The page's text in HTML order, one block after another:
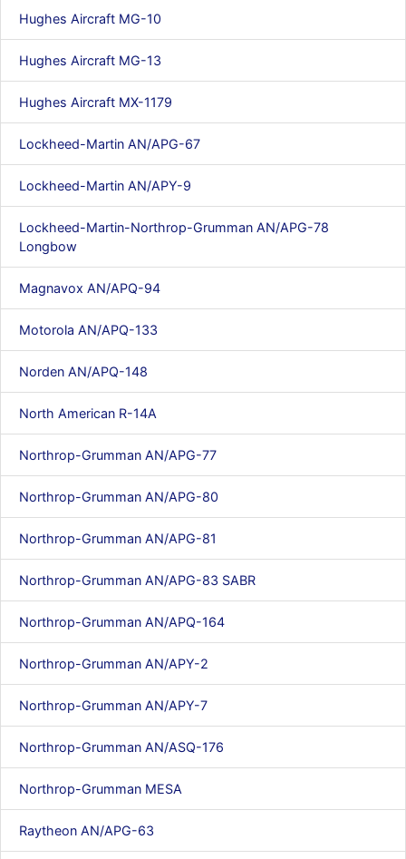
Hughes Aircraft MG-10
Hughes Aircraft MG-13
Hughes Aircraft MX-1179
Lockheed-Martin AN/APG-67
Lockheed-Martin AN/APY-9
Lockheed-Martin-Northrop-Grumman AN/APG-78
Longbow
Magnavox AN/APQ-94
Motorola AN/APQ-133
Norden AN/APQ-148
North American R-14A
Northrop-Grumman AN/APG-77
Northrop-Grumman AN/APG-80
Northrop-Grumman AN/APG-81
Northrop-Grumman AN/APG-83 SABR
Northrop-Grumman AN/APQ-164
Northrop-Grumman AN/APY-2
Northrop-Grumman AN/APY-7
Northrop-Grumman AN/ASQ-176
Northrop-Grumman MESA
Raytheon AN/APG-63